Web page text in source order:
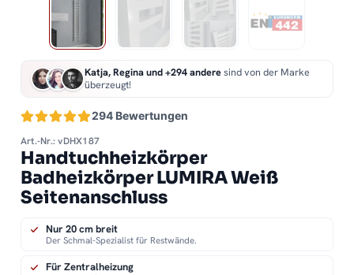
294 Bewertungen
Katja, Regina und +294 anderesind von der Marke
überzeugt!
Art.-Nr.: vDHX187
Handtuchheizkörper
Badheizkörper LUMIRA Weiß
Seitenanschluss
Nur 20 cm breit
Der Schmal-Spezialist für Restwände.
Für Zentralheizung